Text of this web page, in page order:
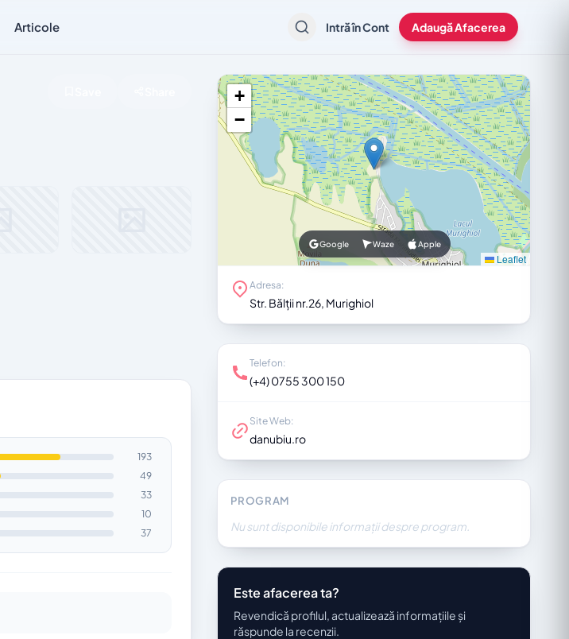
Articole Intră în Cont Adaugă Afacerea
193
49
33
10
37
+
−
Leaflet
Google Waze Apple
Adresa:
Str. Bălții nr.26, Murighiol
Telefon:
(+4) 0755 300 150
Site Web:
danubiu.ro
PROGRAM
Nu sunt disponibile informații despre program.
Este afacerea ta?
Revendică profilul, actualizează informațiile și
răspunde la recenzii.